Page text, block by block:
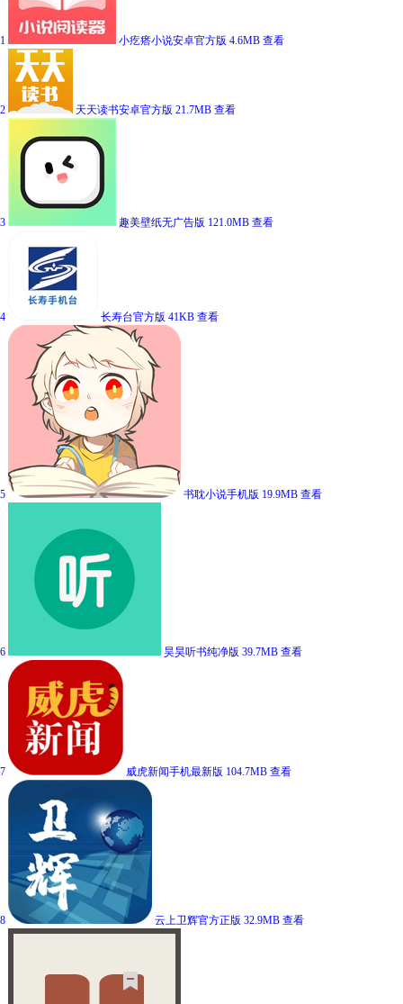
1 小疙瘩小说安卓官方版 4.6MB 查看
2 天天读书安卓官方版 21.7MB 查看
3 趣美壁纸无广告版 121.0MB 查看
4 长寿台官方版 41KB 查看
5 书耽小说手机版 19.9MB 查看
6 昊昊听书纯净版 39.7MB 查看
7 威虎新闻手机最新版 104.7MB 查看
8 云上卫辉官方正版 32.9MB 查看